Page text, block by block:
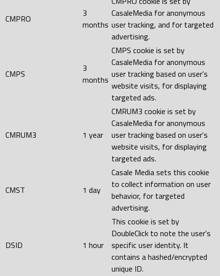
CMPRO
3
months
CasaleMedia for anonymous
user tracking, and for targeted
advertising.
CMPS
3
months
CMPS cookie is set by
CasaleMedia for anonymous
user tracking based on user's
website visits, for displaying
targeted ads.
CMRUM3 1 year
CMRUM3 cookie is set by
CasaleMedia for anonymous
user tracking based on user's
website visits, for displaying
targeted ads.
CMST 1 day
Casale Media sets this cookie
to collect information on user
behavior, for targeted
advertising.
DSID 1 hour
This cookie is set by
DoubleClick to note the user's
specific user identity. It
contains a hashed/encrypted
unique ID.